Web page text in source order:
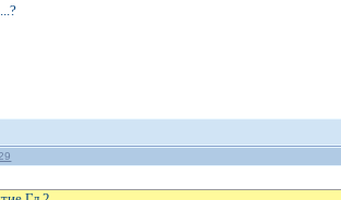
29